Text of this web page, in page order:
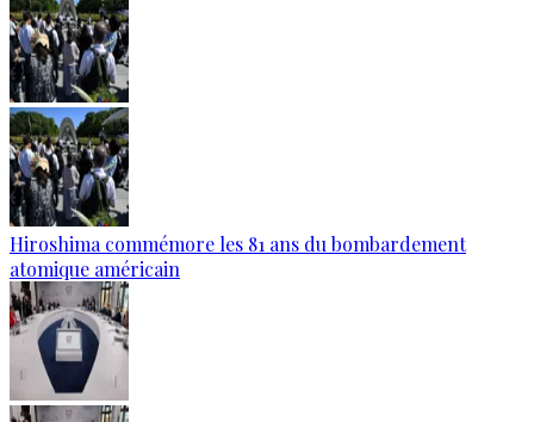
Hiroshima commémore les 81 ans du bombardement
atomique américain